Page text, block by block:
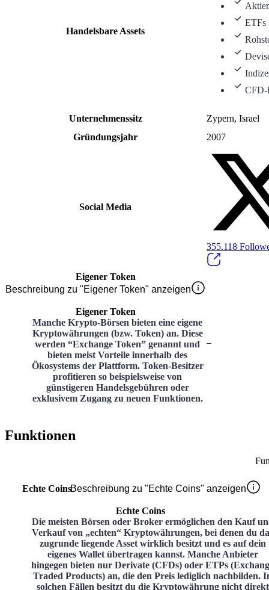
Handelsbare Assets
ETFs
CFD-
Unternehmenssitz
Zypern, Israel
Gründungsjahr
2007
Social Media
355.118
Eigener Token
Beschreibung zu "Eigener Token" anzeigen
Eigener Token
Manche Krypto-Börsen bieten eine eigene
Kryptowährungen (bzw. Token) an. Diese
werden “Exchange Token” genannt und
bieten meist Vorteile innerhalb des
Ökosystems der Plattform. Token-Besitzer
profitieren so beispielsweise von
günstigeren Handelsgebühren oder
exklusivem Zugang zu neuen Funktionen.
–
Funktionen
Echte CoinsBeschreibung zu "Echte Coins" anzeigen
Echte Coins
Die meisten Börsen oder Broker ermöglichen den Kauf
Verkauf von „echten“ Kryptowährungen, bei denen du
zugrunde liegende Asset wirklich besitzt und es auf dein
eigenes Wallet übertragen kannst. Manche Anbieter
hingegen bieten nur Derivate (CFDs) oder ETPs
Traded Products) an, die den Preis lediglich nachbilden.
solchen Fällen besitzt du die Kryptowährung nicht direkt